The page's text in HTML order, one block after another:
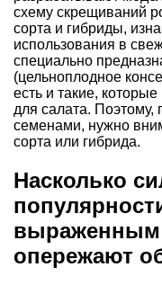
схему скрещиваний
сорта и гибриды,
использования в
специально
(цельноплодное
есть и такие,
для салата. Поэтому,
семенами, нужно
сорта или гибрида.
Насколько
опережают